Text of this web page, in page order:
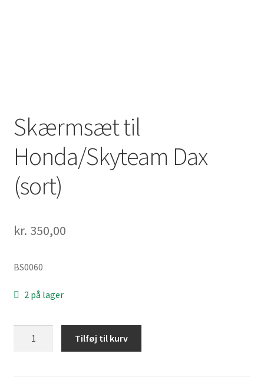
Skærmsæt til
Honda/Skyteam Dax
(sort)
kr. 350,00
BS0060
2 på lager
Tilføj til kurv